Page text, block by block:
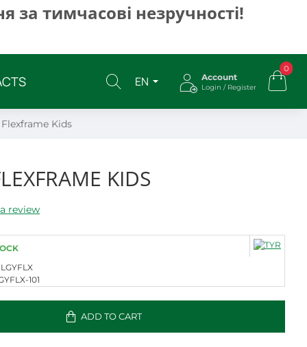
за тимчасові незручності!
EN Account
Login / Register
0
Kids
KIDS
review
LGYFLX
101
ADD TO CART